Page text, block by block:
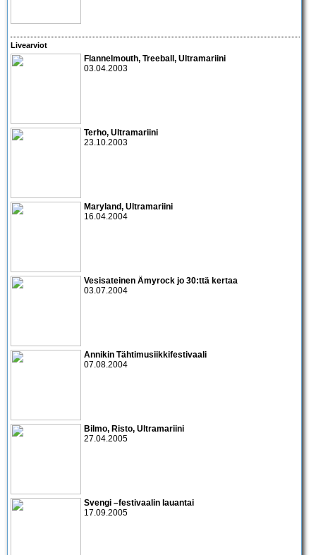
Livearviot
Flannelmouth, Treeball, Ultramariini
03.04.2003
Terho, Ultramariini
23.10.2003
Maryland, Ultramariini
16.04.2004
Vesisateinen Ämyrock jo 30:ttä kertaa
03.07.2004
Annikin Tähtimusiikkifestivaali
07.08.2004
Bilmo, Risto, Ultramariini
27.04.2005
Svengi –festivaalin lauantai
17.09.2005